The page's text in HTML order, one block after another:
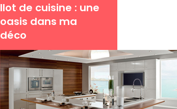
Ilot de cuisine : une
oasis dans ma
déco